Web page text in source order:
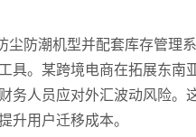
尘防潮机型并配套库存管理系
具。某跨境电商在拓展东南
务人员应对外汇波动风险。
用户迁移成本。